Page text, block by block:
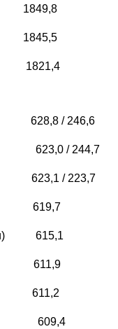
/ 246,6
623,0 / 244,7
/ 223,7
619,7
615,1
611,9
611,2
609,4